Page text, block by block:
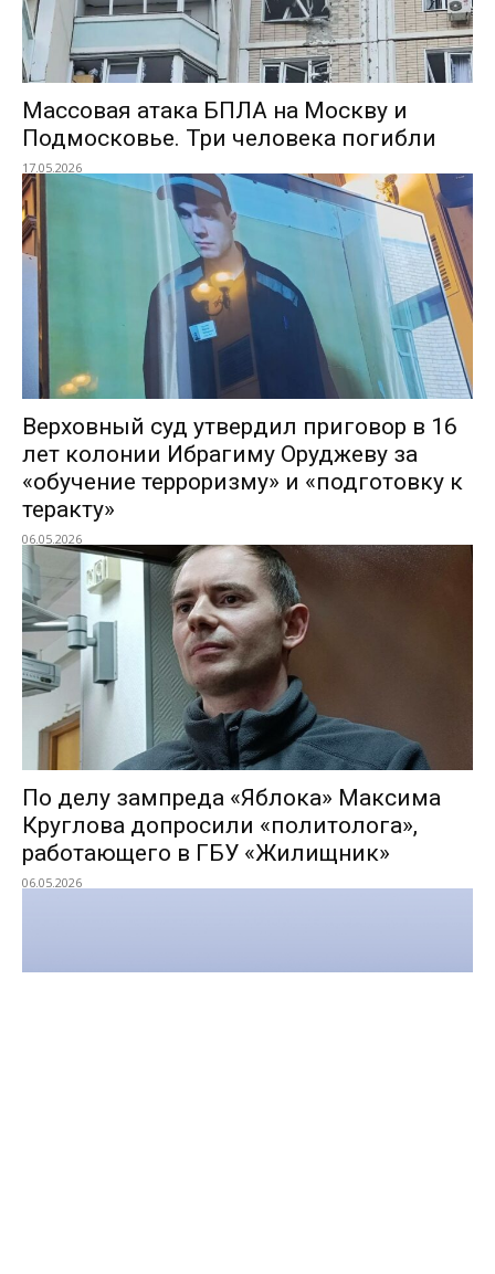
Массовая атака БПЛА на Москву и
Подмосковье. Три человека погибли
17.05.2026
Верховный суд утвердил приговор в 16
лет колонии Ибрагиму Оруджеву за
«обучение терроризму» и «подготовку к
теракту»
06.05.2026
По делу зампреда «Яблока» Максима
Круглова допросили «политолога»,
работающего в ГБУ «Жилищник»
06.05.2026